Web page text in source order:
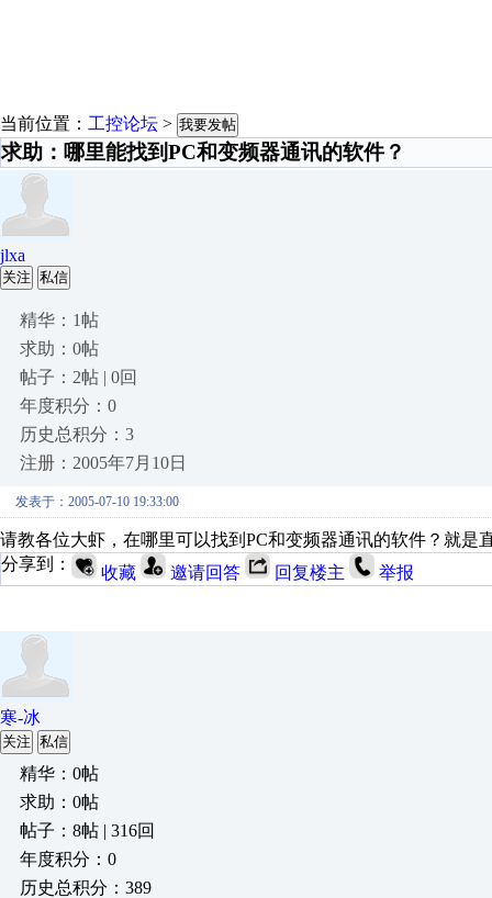
当前位置： 工控论坛 > 我要发帖
求助：哪里能找到PC和变频器通讯的软件？
jlxa
关注 私信
精华：1帖
求助：0帖
帖子：2帖 | 0回
年度积分：0
历史总积分：3
注册：2005年7月10日
发表于：2005-07-10 19:33:00
请教各位大虾，在哪里可以找到PC和变频器通讯的软件？就
分享到：
收藏 邀请回答 回复楼主 举报
寒-冰
关注 私信
精华：0帖
求助：0帖
帖子：8帖 | 316回
年度积分：0
历史总积分：389